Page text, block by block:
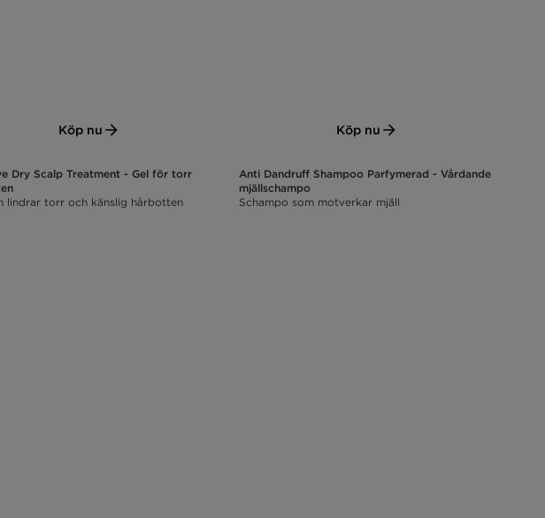
Köp nu
Dry Scalp Treatment - Gel för torr
lindrar torr och känslig hårbotten
Köp nu
Anti Dandruff Shampoo Parfymerad - Vårdande
mjällschampo
Schampo som motverkar mjäll